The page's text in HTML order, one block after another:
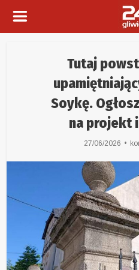
Tutaj
Soykę.
na projekt
27/06/2026